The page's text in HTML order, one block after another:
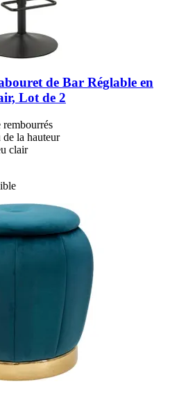
de Bar Réglable en
Lot de 2
rembourrés
la hauteur
clair